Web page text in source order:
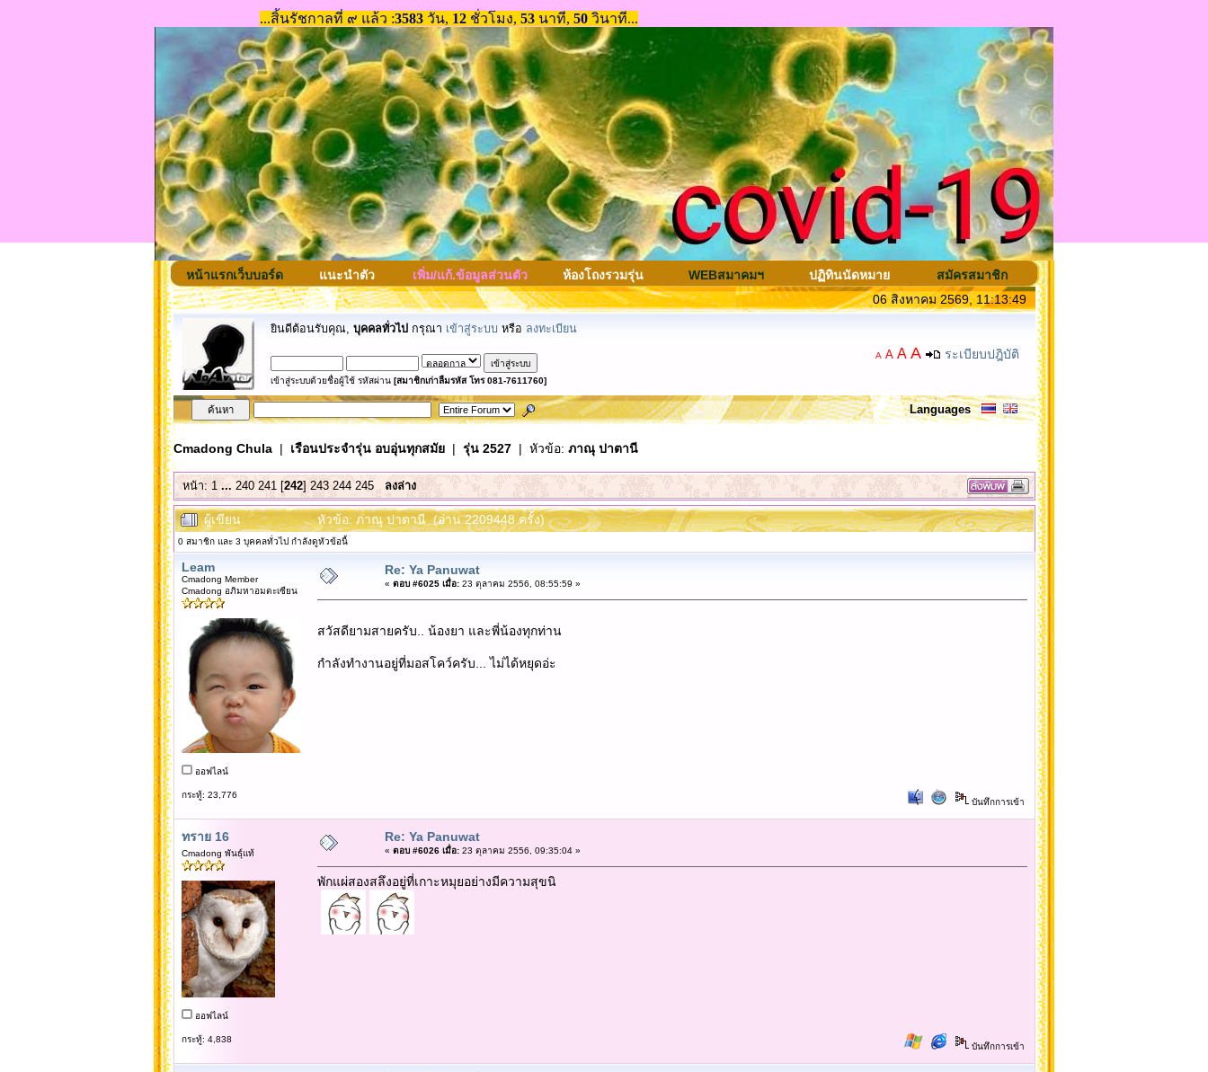
หน้าแรกเว็บบอร์ด แนะนำตัว เพิ่ม/แก้.ข้อมูลส่วนตัว ห้องโถงรวมรุ่น WEBสมาคมฯ ปฏิทินนัดหมาย
สมัครสมาชิก
06 สิงหาคม 2569, 11:13:49
ยินดีต้อนรับคุณ, บุคคลทั่วไป กรุณา เข้าสู่ระบบ หรือ ลงทะเบียน
เข้าสู่ระบบด้วยชื่อผู้ใช้ รหัสผ่าน [สมาชิกเก่าลืมรหัส โทร 081-7611760]
A A A A ระเบียบปฎิบัติ
Languages
Cmadong Chula| เรือนประจำรุ่น อบอุ่นทุกสมัย| รุ่น 2527| หัวข้อ: ภาณุ ปาตานี
หน้า:1 ... 240 241 [242]243 244 245 ลงล่าง
ผู้เขียน หัวข้อ: ภาณุ ปาตานี (อ่าน 2209448 ครั้ง)
0 สมาชิก และ 3 บุคคลทั่วไป กำลังดูหัวข้อนี้
Leam
Cmadong Member
Cmadong อภิมหาอมตะเซียน
ออฟไลน์
กระทู้: 23,776
Re: Ya Panuwat
« ตอบ #6025 เมื่อ:23 ตุลาคม 2556, 08:55:59 »
สวัสดียามสายครับ.. น้องยา และพี่น้องทุกท่าน
กำลังทำงานอยู่ที่มอสโคว์ครับ... ไม่ได้หยุดอ่ะ
บันทึกการเข้า
ทราย 16
Cmadong พันธุ์แท้
ออฟไลน์
กระทู้: 4,838
Re: Ya Panuwat
« ตอบ #6026 เมื่อ:23 ตุลาคม 2556, 09:35:04 »
พักแผ่สองสลึงอยู่ที่เกาะหมุยอย่างมีความสุขนิ
บันทึกการเข้า